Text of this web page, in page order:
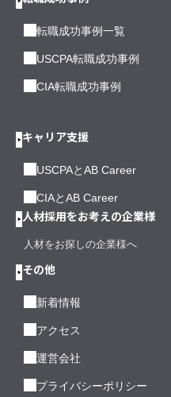
転職成功事例一覧
USCPA転職成功事例
CIA転職成功事例
キャリア支援
USCPAとAB Career
CIAとAB Career
人材採用をお考えの企業様
人材をお探しの企業様へ
その他
新着情報
アクセス
運営会社
プライバシーポリシー